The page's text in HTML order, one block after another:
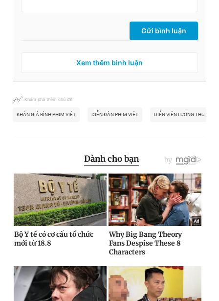
Gửi bình luận
Xem thêm bình luận
Khám phá thêm chủ đề
KHÁN GIẢ BÌNH PHIM VIỆT DIỄN ĐÀN PHIM VIỆT DIỄN VIÊN LƯƠNG THU